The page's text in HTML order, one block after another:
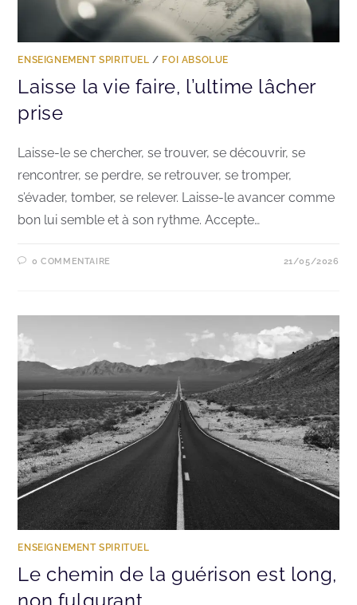
ENSEIGNEMENT SPIRITUEL / FOI ABSOLUE
Laisse la vie faire, l’ultime lâcher
prise
Laisse-le se chercher, se trouver, se découvrir, se
rencontrer, se perdre, se retrouver, se tromper,
s’évader, tomber, se relever. Laisse-le avancer comme
bon lui semble et à son rythme. Accepte…
0 COMMENTAIRE 21/05/2026
ENSEIGNEMENT SPIRITUEL
Le chemin de la guérison est long,
non fulgurant